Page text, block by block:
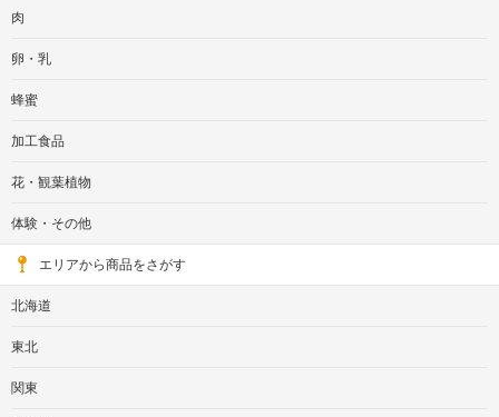
肉
卵・乳
蜂蜜
加工食品
花・観葉植物
体験・その他
エリアから商品をさがす
北海道
東北
関東